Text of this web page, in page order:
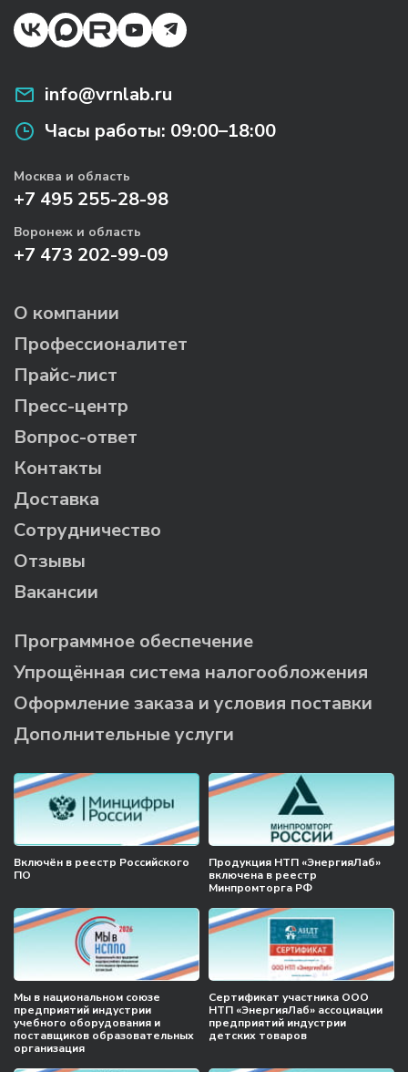
info@vrnlab.ru
Часы работы: 09:00–18:00
Москва и область
+7 495 255-28-98
Воронеж и область
+7 473 202-99-09
О компании
Профессионалитет
Прайс-лист
Пресс-центр
Вопрос-ответ
Контакты
Доставка
Сотрудничество
Отзывы
Вакансии
Программное обеспечение
Упрощённая система налогообложения
Оформление заказа и условия поставки
Дополнительные услуги
Включён в реестр Российского
ПО
Продукция НТП «ЭнергияЛаб»
включена в реестр
Минпромторга РФ
Мы в национальном союзе
предприятий индустрии
учебного оборудования и
поставщиков образовательных
организация
Сертификат участника ООО
НТП «ЭнергияЛаб» ассоциации
предприятий индустрии
детских товаров